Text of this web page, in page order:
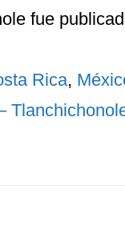
fue
Rica,